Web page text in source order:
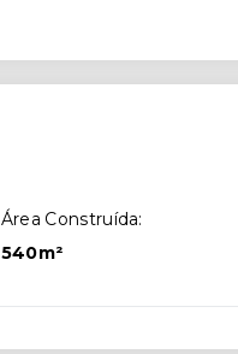
Área Construída:
540m²